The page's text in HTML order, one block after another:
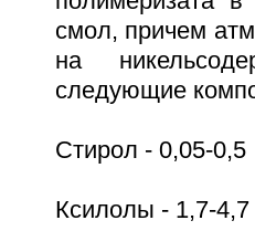
смол, причем
на
следующие
Стирол - 0,05-0,5
Ксилолы - 1,7-4,7